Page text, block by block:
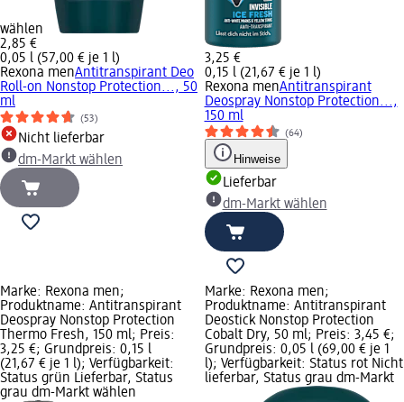
wählen
2,85 €
0,05 l (57,00 € je 1 l)
Rexona menAntitranspirant Deo
Roll-on Nonstop Protection..., 50
ml
(53)
Nicht lieferbar
dm-Markt wählen
3,25 €
0,15 l (21,67 € je 1 l)
Rexona menAntitranspirant
Deospray Nonstop Protection...,
150 ml
(64)
Hinweise
Lieferbar
dm-Markt wählen
Marke: Rexona men;
Produktname: Antitranspirant
Deospray Nonstop Protection
Thermo Fresh, 150 ml; Preis:
3,25 €; Grundpreis: 0,15 l
(21,67 € je 1 l); Verfügbarkeit:
Status grün Lieferbar, Status
grau dm-Markt wählen
Marke: Rexona men;
Produktname: Antitranspirant
Deostick Nonstop Protection
Cobalt Dry, 50 ml; Preis: 3,45 €;
Grundpreis: 0,05 l (69,00 € je 1
l); Verfügbarkeit: Status rot Nicht
lieferbar, Status grau dm-Markt